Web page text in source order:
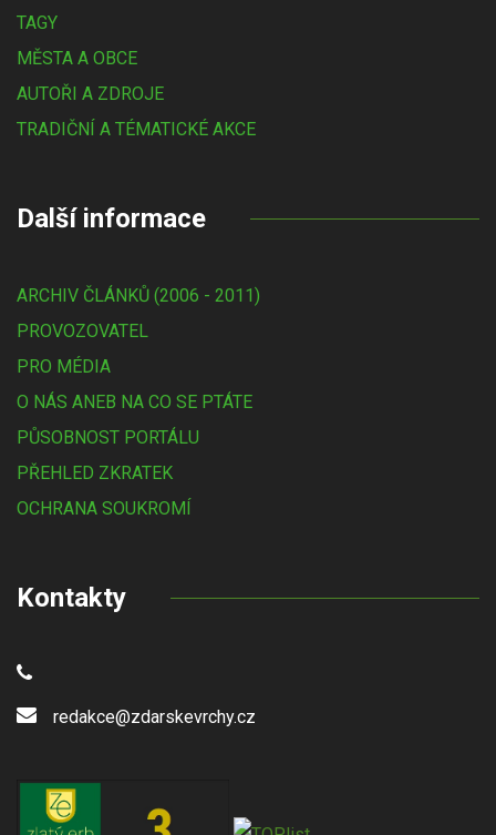
TAGY
MĚSTA A OBCE
AUTOŘI A ZDROJE
TRADIČNÍ A TÉMATICKÉ AKCE
Další informace
ARCHIV ČLÁNKŮ (2006 - 2011)
PROVOZOVATEL
PRO MÉDIA
O NÁS ANEB NA CO SE PTÁTE
PŮSOBNOST PORTÁLU
PŘEHLED ZKRATEK
OCHRANA SOUKROMÍ
Kontakty
redakce@zdarskevrchy.cz